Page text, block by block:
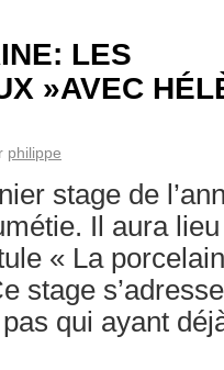
LES
»AVEC
philippe
stage de
Il aura
« La
stage
pas qui ayant